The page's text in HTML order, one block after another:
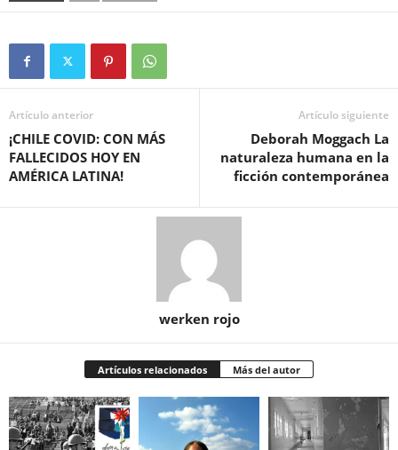
Artículo anterior
¡CHILE COVID: CON MÁS
FALLECIDOS HOY EN
AMÉRICA LATINA!
Artículo siguiente
Deborah Moggach La
naturaleza humana en la
ficción contemporánea
werken rojo
Artículos relacionados Más del autor